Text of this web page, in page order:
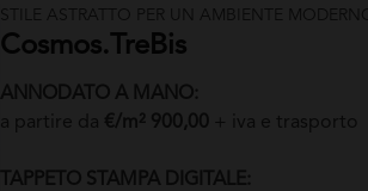
STILE ASTRATTO PER UN AMBIENTE MODERNO
Cosmos.TreBis
ANNODATO A MANO:
a partire da €/m² 900,00 + iva e trasporto
TAPPETO STAMPA DIGITALE: